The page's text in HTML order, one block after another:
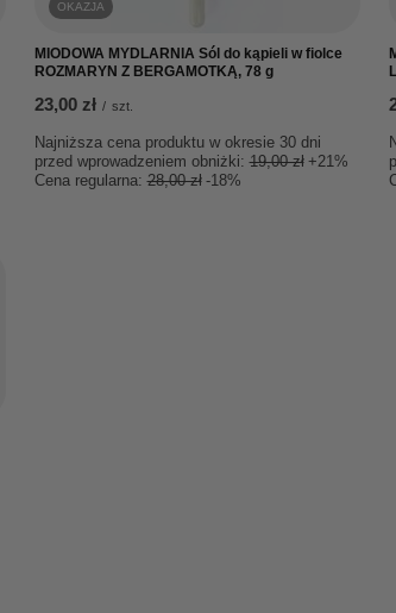
OKAZJA
MIODOWA MYDLARNIA Sól do kąpieli w fiolce
ROZMARYN Z BERGAMOTKĄ, 78 g
23,00 zł / szt.
Najniższa cena produktu w okresie 30 dni
przed wprowadzeniem obniżki:19,00 zł +21%
Cena regularna:28,00 zł -18%